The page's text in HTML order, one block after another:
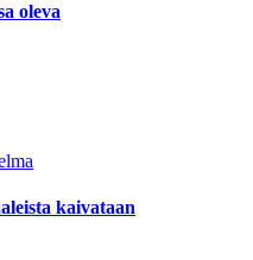
oleva
kaivataan